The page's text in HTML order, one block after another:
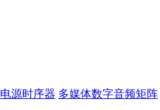
电源时序器 多媒体数字音频矩阵